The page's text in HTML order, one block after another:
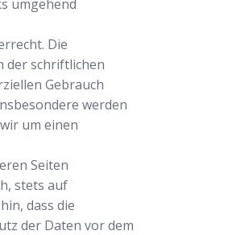
umgehend
Die
der schriftlichen
Gebrauch
werden
um einen
Seiten
stets auf
dass die
der Daten vor dem